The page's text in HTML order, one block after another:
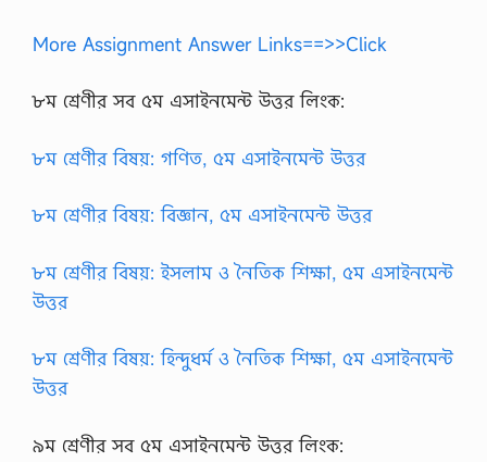
More Assignment Answer Links==>>Click
৮ম শ্রেণীর সব ৫ম এসাইনমেন্ট উত্তর লিংক:
৮ম শ্রেণীর বিষয়: গণিত, ৫ম এসাইনমেন্ট উত্তর
৮ম শ্রেণীর বিষয়: বিজ্ঞান, ৫ম এসাইনমেন্ট উত্তর
৮ম শ্রেণীর বিষয়: ইসলাম ও নৈতিক শিক্ষা, ৫ম এসাইনমেন্ট
উত্তর
৮ম শ্রেণীর বিষয়: হিন্দুধর্ম ও নৈতিক শিক্ষা, ৫ম এসাইনমেন্ট
উত্তর
৯ম শ্রেণীর সব ৫ম এসাইনমেন্ট উত্তর লিংক: